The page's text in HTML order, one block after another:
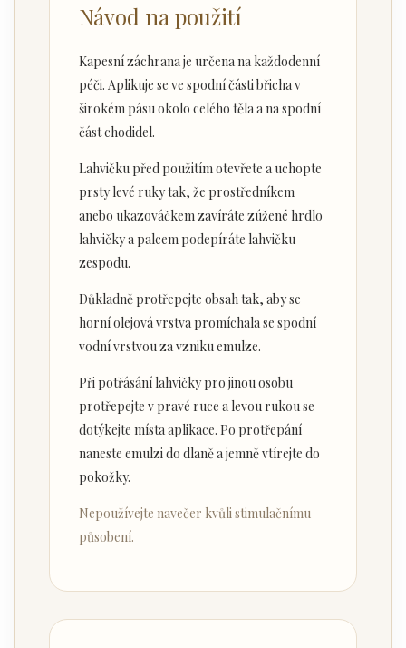
Návod na použití
Kapesní záchrana je určena na každodenní
péči. Aplikuje se ve spodní části břicha v
širokém pásu okolo celého těla a na spodní
část chodidel.
Lahvičku před použitím otevřete a uchopte
prsty levé ruky tak, že prostředníkem
anebo ukazováčkem zavíráte zúžené hrdlo
lahvičky a palcem podepíráte lahvičku
zespodu.
Důkladně protřepejte obsah tak, aby se
horní olejová vrstva promíchala se spodní
vodní vrstvou za vzniku emulze.
Při potřásání lahvičky pro jinou osobu
protřepejte v pravé ruce a levou rukou se
dotýkejte místa aplikace. Po protřepání
naneste emulzi do dlaně a jemně vtírejte do
pokožky.
Nepoužívejte navečer kvůli stimulačnímu
působení.